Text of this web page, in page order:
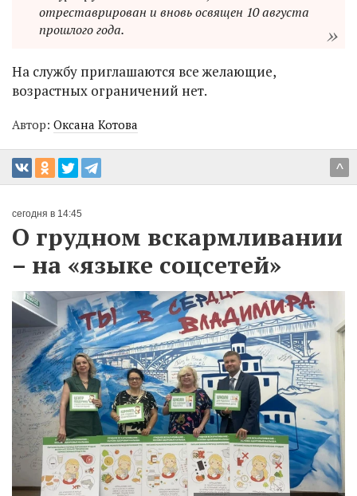
отреставрирован и вновь освящен 10 августа
прошлого года.
На службу приглашаются все желающие,
возрастных ограничений нет.
Автор: Оксана Котова
^
сегодня в 14:45
О грудном вскармливании
– на «языке соцсетей»